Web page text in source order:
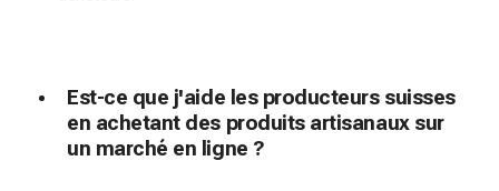
Est-ce que j'aide les producteurs suisses
en achetant des produits artisanaux sur
un marché en ligne ?